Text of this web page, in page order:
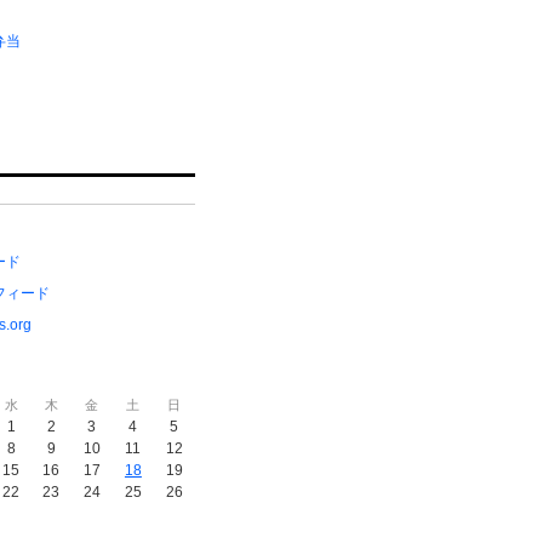
当
ド
ィード
水 木 金 土 日
1 2 3 4
5
8 9 10 11
12
15 16 17 18
19
22 23 24 25
26